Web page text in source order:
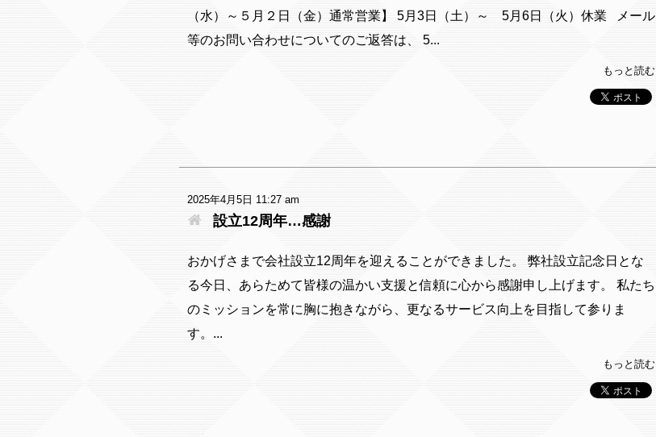
（水）～５月２日（金）通常営業】 5月3日（土）～ 5月6日（火）休業 メール
等のお問い合わせについてのご返答は、 5...
もっと読む
2025年4月5日 11:27 am
設立12周年…感謝
おかげさまで会社設立12周年を迎えることができました。 弊社設立記念日とな
る今日、あらためて皆様の温かい支援と信頼に心から感謝申し上げます。 私たち
のミッションを常に胸に抱きながら、更なるサービス向上を目指して参りま
す。...
もっと読む